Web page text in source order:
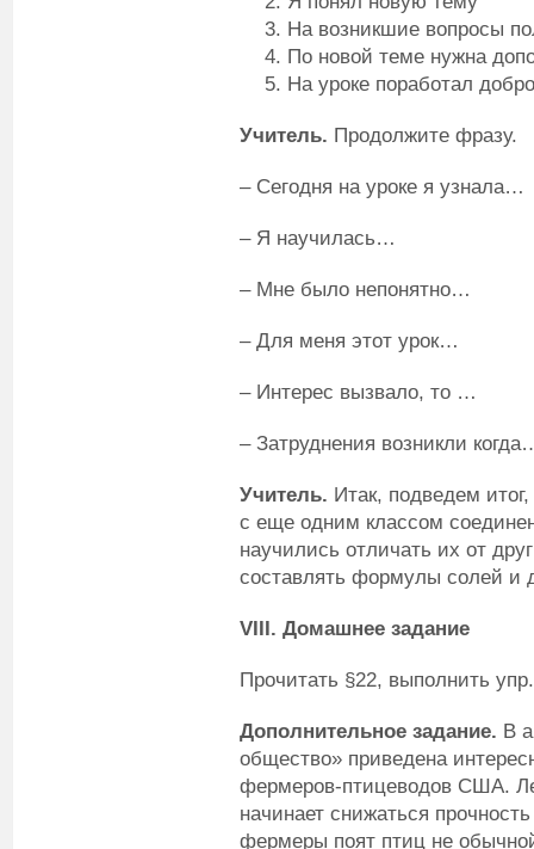
На возникшие вопросы
По новой теме нужна
На уроке поработал
Учитель. Продолжите фразу.
– Сегодня на уроке я узнала…
– Я научилась…
– Мне было непонятно…
– Для меня этот урок…
– Интерес вызвало, то …
– Затруднения возникли
Учитель. Итак, подведем
с еще одним классом
научились отличать их от
составлять формулы солей и
VIII. Домашнее задание
Прочитать §22, выполнить
Дополнительное задание. В
общество» приведена
фермеров-птицеводов США.
начинает снижаться
фермеры поят птиц не